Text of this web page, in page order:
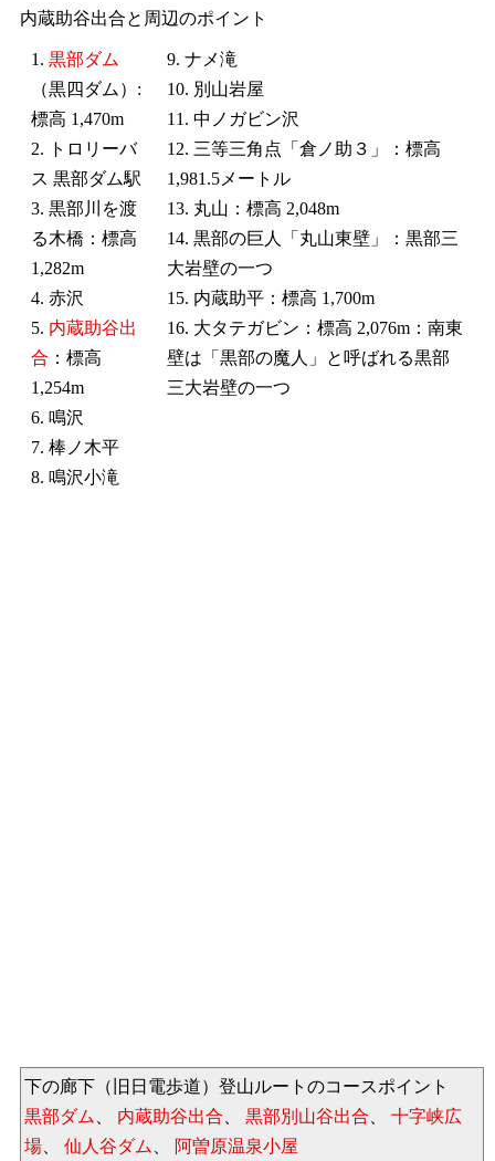
内蔵助谷出合と周辺のポイント
1. 黒部ダム
（黒四ダム）:
標高 1,470m
2. トロリーバ
ス 黒部ダム駅
3. 黒部川を渡
る木橋：標高
1,282m
4. 赤沢
5. 内蔵助谷出
合 ：標高
1,254m
6. 鳴沢
7. 棒ノ木平
8. 鳴沢小滝
9. ナメ滝
10. 別山岩屋
11. 中ノガビン沢
12. 三等三角点「倉ノ助３」：標高
1,981.5メートル
13. 丸山：標高 2,048m
14. 黒部の巨人「丸山東壁」：黒部三
大岩壁の一つ
15. 内蔵助平：標高 1,700m
16. 大タテガビン：標高 2,076m：南東
壁は「黒部の魔人」と呼ばれる黒部
三大岩壁の一つ
下の廊下（旧日電歩道）登山ルートのコースポイント
黒部ダム
内蔵助谷出合 黒部別山谷出合
十字峡広
場
仙人谷ダム 阿曽原温泉小屋